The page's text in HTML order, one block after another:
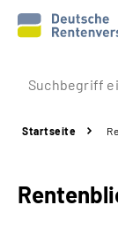
Prävention
Rente
Startseite